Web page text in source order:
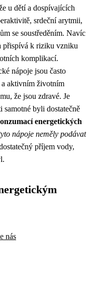
u dětí a dospívajících
srdeční arytmii,
se soustředěním. Navíc
přispívá k riziku vzniku
komplikací.
nápoje jsou často
a aktivním životním
že jsou zdravé. Je
samotné byli dostatečně
energetických
nápoje neměly podávat
příjem vody,
nás